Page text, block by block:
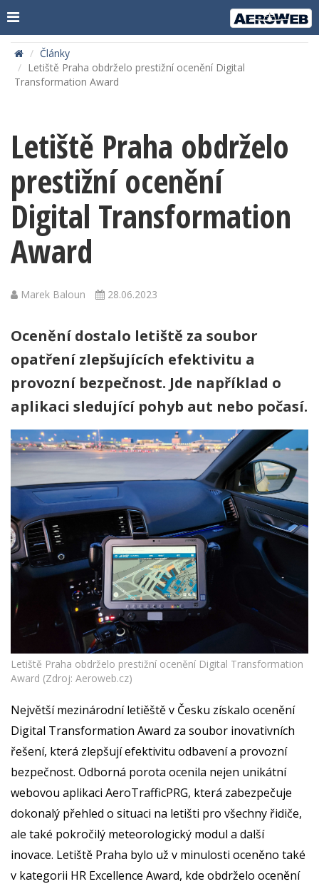
Články
Letiště Praha obdrželo prestižní ocenění Digital
Transformation Award
Letiště Praha obdrželo
prestižní ocenění
Digital Transformation
Award
Marek Baloun 28.06.2023
Ocenění dostalo letiště za soubor
opatření zlepšujících efektivitu a
provozní bezpečnost. Jde například o
aplikaci sledující pohyb aut nebo počasí.
Letiště Praha obdrželo prestižní ocenění Digital Transformation
Award (Zdroj: Aeroweb.cz)
Největší mezinárodní letiěště v Česku získalo ocenění
Digital Transformation Award za soubor inovativních
řešení, která zlepšují efektivitu odbavení a provozní
bezpečnost. Odborná porota ocenila nejen unikátní
webovou aplikaci AeroTrafficPRG, která zabezpečuje
dokonalý přehled o situaci na letišti pro všechny řidiče,
ale také pokročilý meteorologický modul a další
inovace. Letiště Praha bylo už v minulosti oceněno také
v kategorii HR Excellence Award, kde obdrželo ocenění